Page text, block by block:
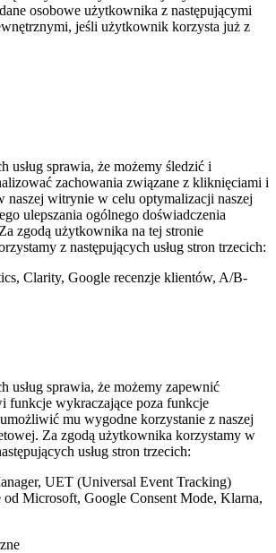
osobowe użytkownika z następującymi
jeśli użytkownik korzysta już z
usług sprawia, że możemy śledzić i
zachowania związane z kliknięciami i
naszej witrynie w celu optymalizacji naszej
ulepszania ogólnego doświadczenia
zgodą użytkownika na tej stronie
z następujących usług stron trzecich:
Clarity, Google recenzje klientów, A/B-
usług sprawia, że możemy zapewnić
funkcje wykraczające poza funkcje
mu wygodne korzystanie z naszej
Za zgodą użytkownika korzystamy w
usług stron trzecich:
UET (Universal Event Tracking)
od Microsoft, Google Consent Mode, Klarna,